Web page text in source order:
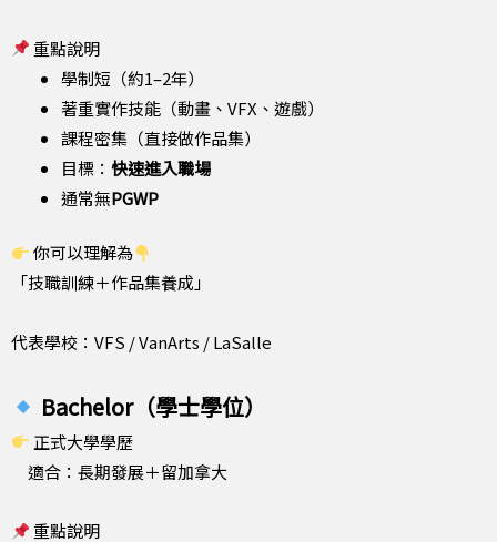
重點說明
學制短（約1–2年）
著重實作技能（動畫、VFX、遊戲）
課程密集（直接做作品集）
目標： 快速進入職場
通常無PGWP
你可以理解為
「技職訓練＋作品集養成」
代表學校：VFS / VanArts / LaSalle
Bachelor（學士學位）
正式大學學歷
適合：長期發展＋留加拿大
重點說明